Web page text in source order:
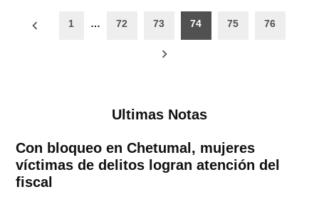
Paginación
1 … 72 73 74 75 76
Ultimas Notas
Con bloqueo en Chetumal, mujeres
víctimas de delitos logran atención del
fiscal